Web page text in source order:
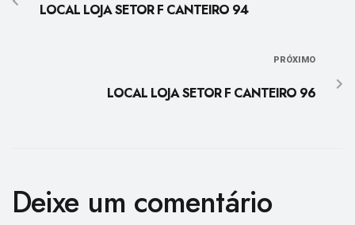
LOCAL LOJA SETOR F CANTEIRO 94
PRÓXIMO
LOCAL LOJA SETOR F CANTEIRO 96
Deixe um comentário